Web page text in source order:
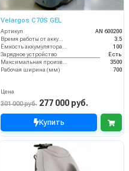
Velargos C70S GEL
Артикул
AN 600200
Время работы от аккумуляторов (ч)
3.5
Ёмкость аккумулятора (Ач)
100
Зарядное устройство
Есть
Максимальная производительность (кв.м/час)
3500
Рабочая ширина (мм)
700
Цена
301 000 руб. 277 000 руб.
Купить